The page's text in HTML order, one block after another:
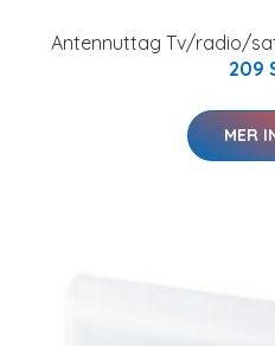
Antennuttag Tv/radio/
209
MER